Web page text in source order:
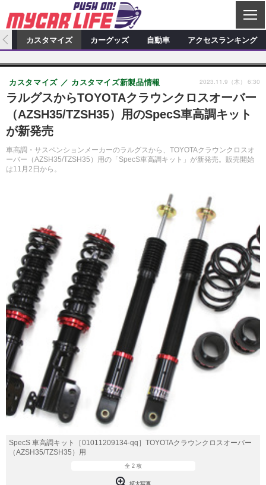
C
L
S
カーオーディオ
特集記事 新製品情報
プロショップ検索
カーオーディオニュース デモカー製作記
カスタマイズ
カスタマイズ特集記事 カスタマイズ新製品情報
カスタマイズニュース
カーグッズ
カーグッズ特集記事 カーグッズ新製品情報
カーグッズニュース
自動車
スクープ
カスタマイズ カーグッズ 自動車 アクセスランキング
ラルグスからTOYOTAクラウンクロスオーバー
（AZSH35/TZSH35）用のSpecS車高調キット
が新発売
車高調・サスペンションメーカーのラルグスから、TOYOTAクラウンクロスオ
ーバー（AZSH35/TZSH35）用の「SpecS車高調キット」が新発売。販売開始
は11月2日から。
カスタマイズ カスタマイズ新製品情報 2023.11.9（木） 6:30
SpecS 車高調キット［01011209134-qq］TOYOTAクラウンクロスオーバー
（AZSH35/TZSH35）用
全 2 枚
拡大写真